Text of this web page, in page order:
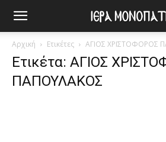
Αρχική Ετικέτες ΑΓΙΟΣ ΧΡΙΣΤΟΦΟΡΟΣ
Ετικέτα: ΑΓΙΟΣ
ΠΑΠΟΥΛΑΚΟΣ